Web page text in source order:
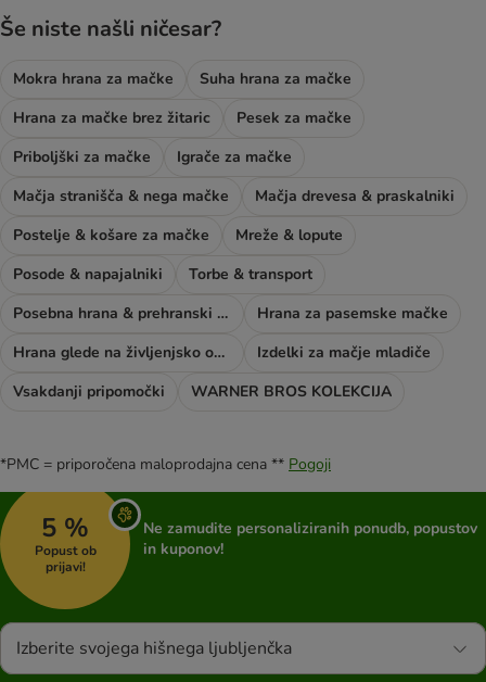
Še niste našli ničesar?
Mokra hrana za mačke
Suha hrana za mačke
Hrana za mačke brez žitaric
Pesek za mačke
Priboljški za mačke
Igrače za mačke
Mačja stranišča & nega mačke
Mačja drevesa & praskalniki
Postelje & košare za mačke
Mreže & lopute
Posode & napajalniki
Torbe & transport
Posebna hrana & prehranski dodatki
Hrana za pasemske mačke
Hrana glede na življenjsko obdobje mačke
Izdelki za mačje mladiče
Vsakdanji pripomočki
WARNER BROS KOLEKCIJA
*PMC = priporočena maloprodajna cena ** Pogoji
5 %
Popust ob
prijavi!
Ne zamudite personaliziranih ponudb, popustov
in kuponov!
Izberite svojega hišnega ljubljenčka